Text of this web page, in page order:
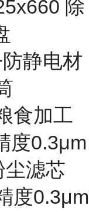
除
静电材
食加工
度0.3μm
尘滤芯
度0.3μm